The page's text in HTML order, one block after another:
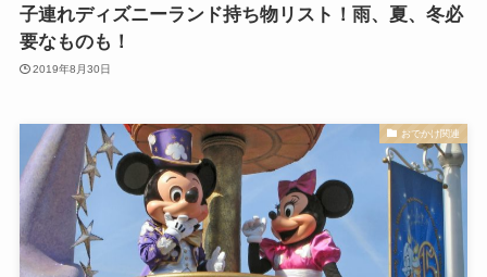
子連れディズニーランド持ち物リスト！雨、夏、冬必
要なものも！
2019年8月30日
おでかけ関連